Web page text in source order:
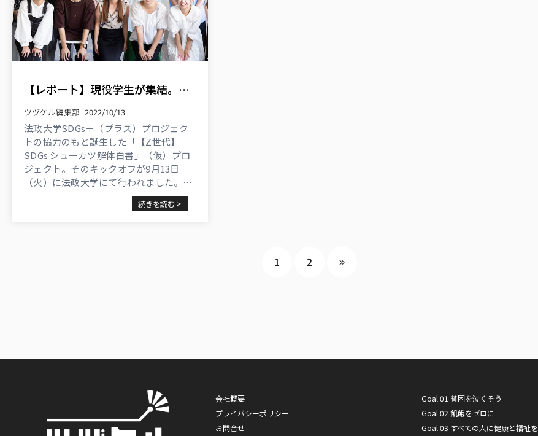
【レポート】現役学生が集結。法政大学との産学連携プロジェクト【SDGsシューカツ解体白書】、ついにキックオフ！
ツヅケル編集部 2022/10/13
法政大学SDGs＋（プラス）プロジェク
トの協力のもと誕生した「【Z世代】
SDGs シューカツ解体白書」（仮）プロ
ジェクト。そのキックオフが9月13日
（火）に法政大学にて行われました。参
加の学生は1～４年の10名（後日、追加
で数名参加あり）。当日の様子をレポー
続きを読む >
1 2
会社概要
プライバシーポリシー
お問合せ
Goal 01 貧困を泣くそう
Goal 02 飢餓をゼロに
Goal 03 すべての人に健康と福祉を